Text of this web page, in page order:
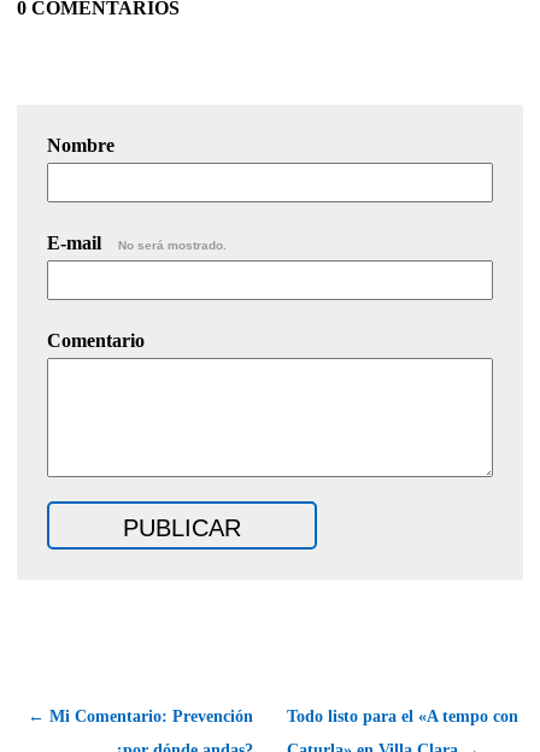
0 COMENTARIOS
Nombre
E-mail No será mostrado.
Comentario
← Mi Comentario: Prevención
Todo listo para el «A tempo con